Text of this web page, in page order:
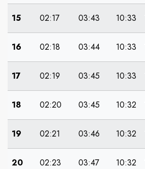
15 02:17 03:43 10:33
16 02:18 03:44 10:33
17 02:19 03:45 10:33
18 02:20 03:45 10:32
19 02:21 03:46 10:32
20 02:23 03:47 10:32